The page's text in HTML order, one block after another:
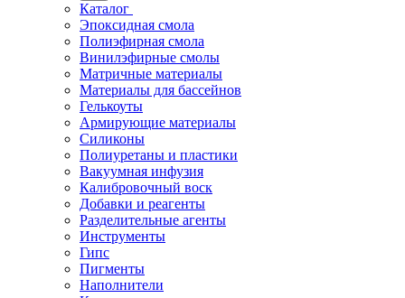
Каталог
Эпоксидная смола
Полиэфирная смола
Винилэфирные смолы
Матричные материалы
Материалы для бассейнов
Гелькоуты
Армирующие материалы
Силиконы
Полиуретаны и пластики
Вакуумная инфузия
Калибровочный воск
Добавки и реагенты
Разделительные агенты
Инструменты
Гипс
Пигменты
Наполнители